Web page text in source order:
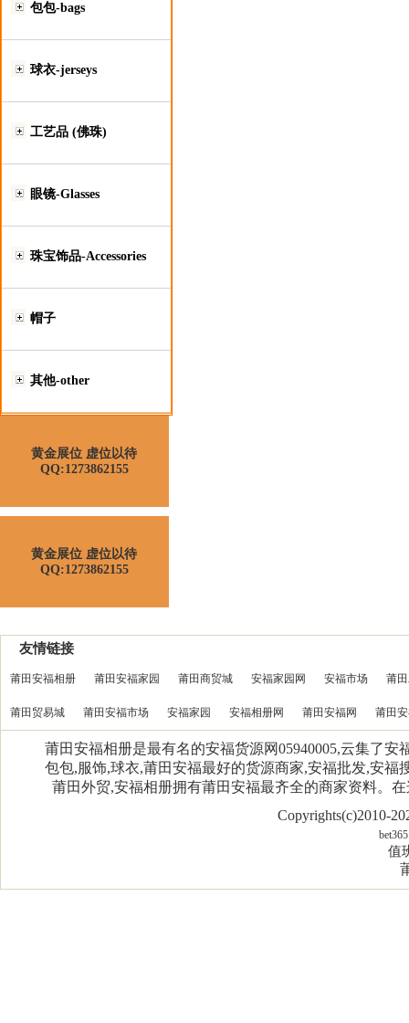
包包-bags
球衣-jerseys
工艺品 (佛珠)
眼镜-Glasses
珠宝饰品-Accessories
帽子
其他-other
黄金展位 虚位以待
QQ:1273862155
黄金展位 虚位以待
QQ:1273862155
友情链接
莆田安福相册 莆田安福家园 莆田商贸城 安福家园网 安福市场 莆
莆田贸易城 莆田安福市场 安福家园 安福相册网 莆田安福网 莆田
莆田安福相册是最有名的安福货源网05940005,云集了
包包,服饰,球衣,莆田安福最好的货源商家,安福批发,安
莆田外贸,安福相册拥有莆田安福最齐全的商家资料。
Copyrights(c)2010-
bet365
值